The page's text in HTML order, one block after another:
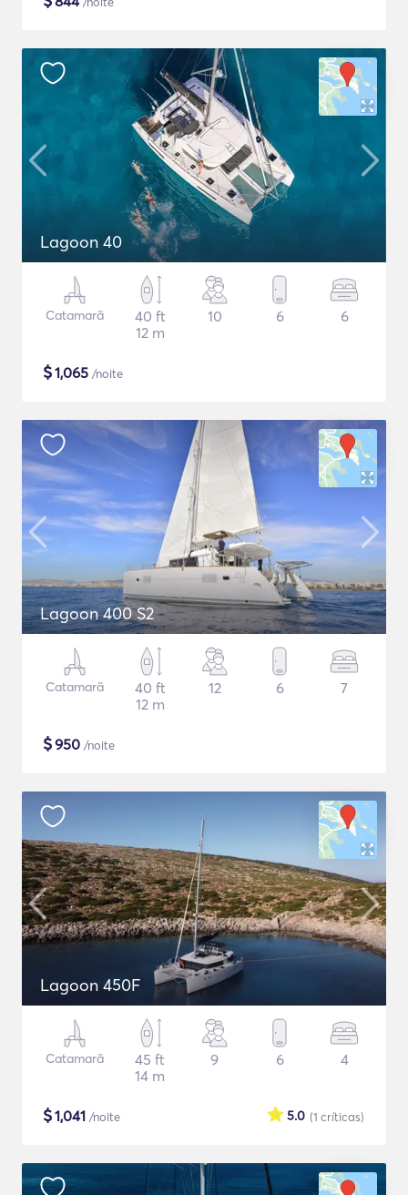
Lagoon 40
Catamarã
40 ft
12 m
10 6 6
$1,065 /noite
Lagoon 400 S2
Catamarã
40 ft
12 m
12 6 7
$950 /noite
Lagoon 450F
Catamarã
45 ft
14 m
9 6 4
$1,041 /noite (1 críticas)
5.0